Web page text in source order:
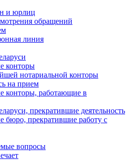
и юрлиц
обращений
линия
конторы
нотариальной конторы
на прием
конторы, работающие в
прекратившие деятельность
бюро, прекратившие работу с
вопросы